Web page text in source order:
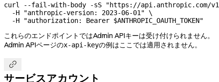
curl --fail-with-body -sS "https://api.anthropic.com/
  -H
"anthropic-version: 2023-06-01" \
  -H
"authorization: Bearer $ANTHROPIC_OAUTH_TOKEN"
これらのエンドポイントではAdmin APIキーは受け付けられません。
Admin APIページのx-api-keyの例はここでは適用されません。

サービスアカウント